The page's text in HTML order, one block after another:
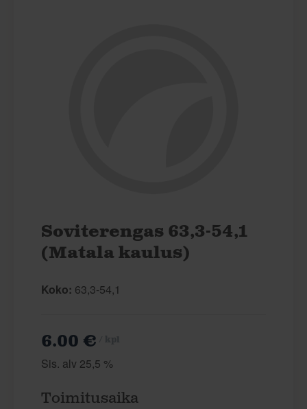
Soviterengas 63,3-54,1
(Matala kaulus)
Koko: 63,3-54,1
6.00 €
Sis. alv 25,5 %
Toimitusaika